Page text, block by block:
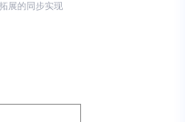
展的同步实现